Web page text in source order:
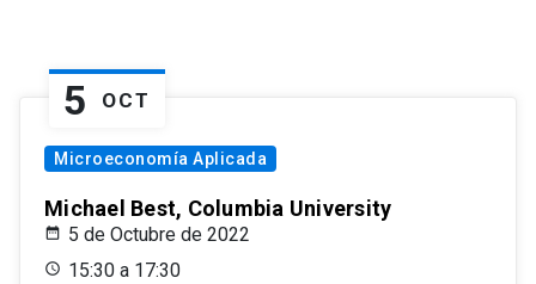
5 OCT
Microeconomía Aplicada
Michael Best, Columbia University
5 de Octubre de 2022
15:30 a 17:30